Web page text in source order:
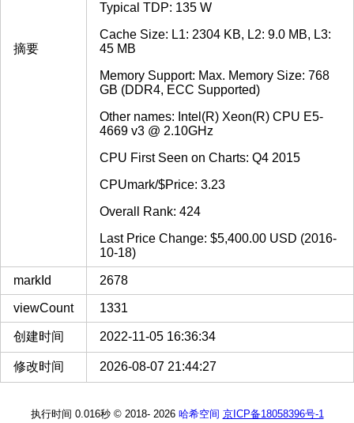
摘要
Typical TDP: 135 W
Cache Size: L1: 2304 KB, L2: 9.0 MB, L3:
45 MB
Memory Support: Max. Memory Size: 768
GB (DDR4, ECC Supported)
Other names: Intel(R) Xeon(R) CPU E5-
4669 v3 @ 2.10GHz
CPU First Seen on Charts: Q4 2015
CPUmark/$Price: 3.23
Overall Rank: 424
Last Price Change: $5,400.00 USD (2016-
10-18)
markId 2678
viewCount 1331
创建时间 2022-11-05 16:36:34
修改时间 2026-08-07 21:44:27
执行时间 0.016秒 © 2018- 2026 哈希空间 京ICP备18058396号-1